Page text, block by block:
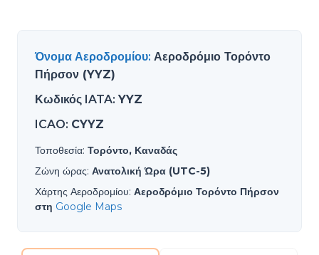
Όνομα Αεροδρομίου: Αεροδρόμιο Τορόντο
Πήρσον (YYZ)
Κωδικός IATA: YYZ
ICAO: CYYZ
Τοποθεσία: Τορόντο, Καναδάς
Ζώνη ώρας: Ανατολική Ώρα (UTC-5)
Χάρτης Αεροδρομίου: Αεροδρόμιο Τορόντο Πήρσον
στη Google Maps